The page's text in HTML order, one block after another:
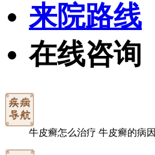
来院路线
在线咨询
牛皮癣怎么治疗 牛皮癣的病因